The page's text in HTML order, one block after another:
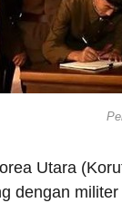
Utara
dengan